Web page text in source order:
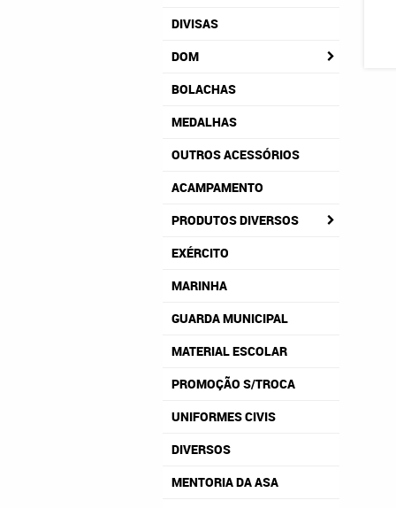
DIVISAS
DOM
BOLACHAS
MEDALHAS
OUTROS ACESSÓRIOS
ACAMPAMENTO
PRODUTOS DIVERSOS
EXÉRCITO
MARINHA
GUARDA MUNICIPAL
MATERIAL ESCOLAR
PROMOÇÃO S/TROCA
UNIFORMES CIVIS
DIVERSOS
MENTORIA DA ASA